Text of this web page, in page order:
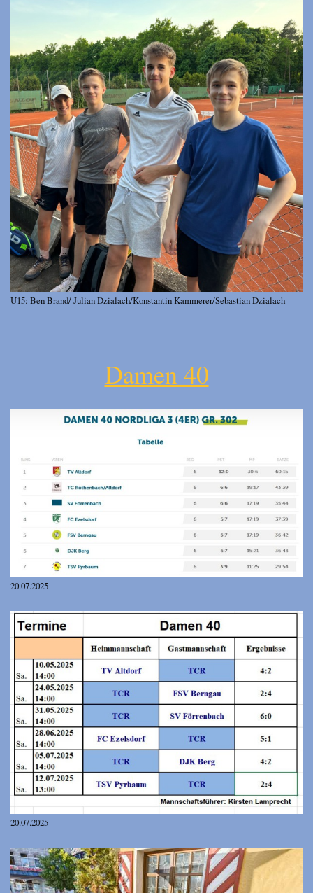
U15: Ben Brand/ Julian Dzialach/Konstantin Kammerer/Sebastian Dzialach
Damen 40
20.07.2025
20.07.2025